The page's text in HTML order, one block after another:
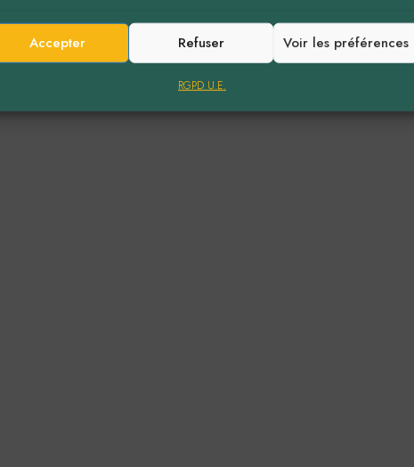
Accepter Refuser Voir les préférences
RGPD U.E.